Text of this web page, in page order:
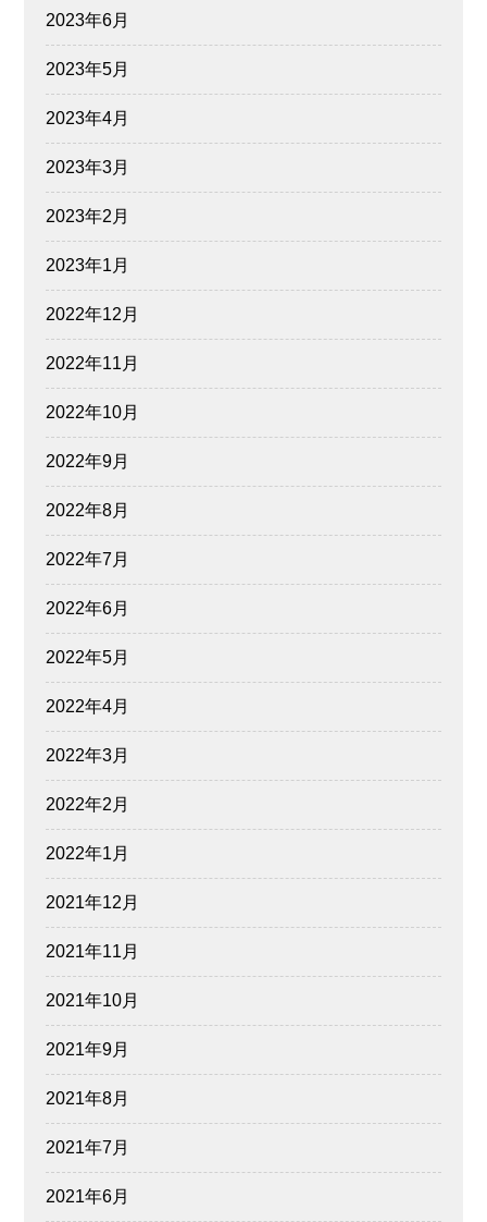
2023年6月
2023年5月
2023年4月
2023年3月
2023年2月
2023年1月
2022年12月
2022年11月
2022年10月
2022年9月
2022年8月
2022年7月
2022年6月
2022年5月
2022年4月
2022年3月
2022年2月
2022年1月
2021年12月
2021年11月
2021年10月
2021年9月
2021年8月
2021年7月
2021年6月